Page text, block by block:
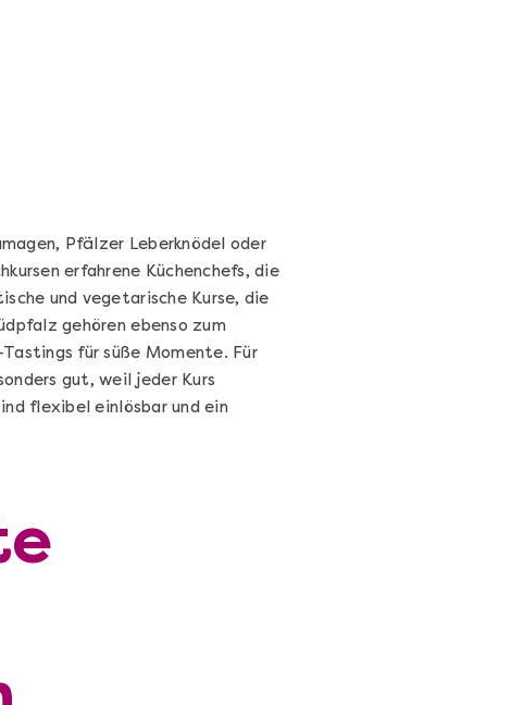
Sushi Selber Machen - DIY-Set
Pfälzer Leberknödel oder
erfahrene Küchenchefs, die
und vegetarische Kurse, die
gehören ebenso zum
für süße Momente. Für
gut, weil jeder Kurs
flexibel einlösbar und ein